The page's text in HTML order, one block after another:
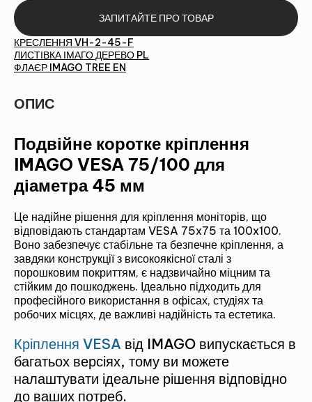
ЗАПИТАЙТЕ ПРО ТОВАР
КРЕСЛЕННЯ VH-2-45-F
ЛИСТІВКА ІМАГО ДЕРЕВО PL
ФЛАЄР IMAGO TREE EN
ОПИС
Подвійне коротке кріплення
IMAGO VESA 75/100 для
діаметра 45 мм
Це надійне рішення для кріплення моніторів, що
відповідають стандартам VESA 75x75 та 100x100.
Воно забезпечує стабільне та безпечне кріплення, а
завдяки конструкції з високоякісної сталі з
порошковим покриттям, є надзвичайно міцним та
стійким до пошкоджень. Ідеально підходить для
професійного використання в офісах, студіях та
робочих місцях, де важливі надійність та естетика.
Кріплення VESA від IMAGO випускається в
багатьох версіях, тому ви можете
налаштувати ідеальне рішення відповідно
до ваших потреб.